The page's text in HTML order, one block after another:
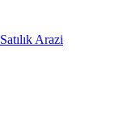
Satılık Arazi